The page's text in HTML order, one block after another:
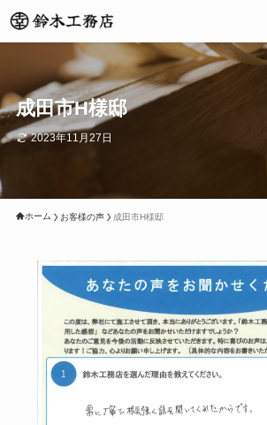
成田市H様邸
2023年11月27日
ホーム お客様の声 成田市H様邸